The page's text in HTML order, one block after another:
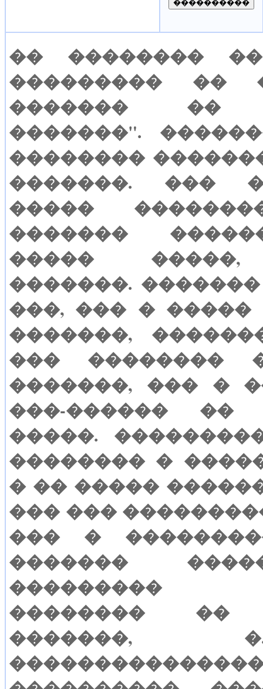
�� ��������
��������� ��
������� ��
�������".
��������
�������. ���
�����
�������
����� �����,
�������.
���, ��� � �����
�������,
��� ��������
�������, ��� �
���-������ ��
�����.
�������� �
� �� �����
��� ���
��� �
�������
���������
�������� ��
�������,